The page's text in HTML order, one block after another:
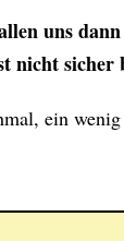
uns
nicht
ein